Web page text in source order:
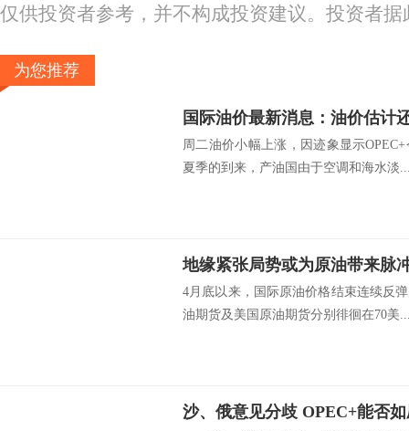
仅供投资者参考，并不构成投资建议。投资者
为您推荐
国际油价最新消息：油价估计
周二油价小幅上涨，因迹象显示
夏季的到来，产油国由于空调和海水淡
地缘紧张局势或为原油带来脉
4月底以来，国际原油价格结束连续反
油期货及美国原油期货分别徘徊在70美
沙、俄意见分歧 OPEC+能否